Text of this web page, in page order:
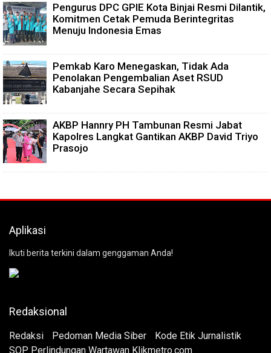
Pengurus DPC GPIE Kota Binjai Resmi Dilantik,
Komitmen Cetak Pemuda Berintegritas
Menuju Indonesia Emas
Pemkab Karo Menegaskan, Tidak Ada
Penolakan Pengembalian Aset RSUD
Kabanjahe Secara Sepihak
AKBP Hannry PH Tambunan Resmi Jabat
Kapolres Langkat Gantikan AKBP David Triyo
Prasojo
Aplikasi
Ikuti berita terkini dalam genggaman Anda!
Redaksional
Redaksi Pedoman Media Siber
Kode Etik Jurnalistik
SOP Perlindungan Wartawan Klikmetro.com